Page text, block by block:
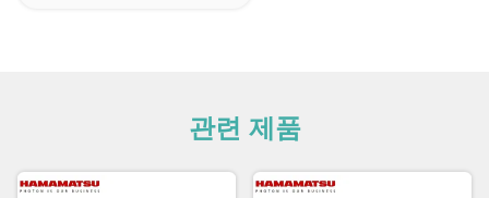
관련 제품